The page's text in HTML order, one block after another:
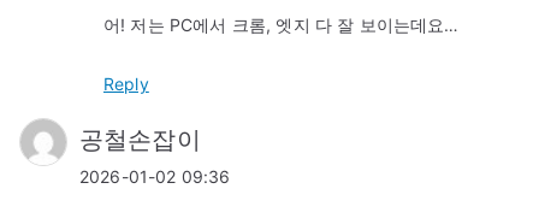
어! 저는 PC에서 크롬, 엣지 다 잘 보이는데요…
Reply
공철손잡이
2026-01-02 09:36